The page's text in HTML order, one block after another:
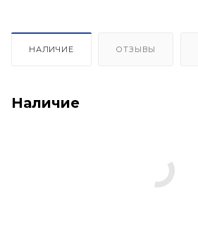
НАЛИЧИЕ ОТЗЫВЫ
Наличие